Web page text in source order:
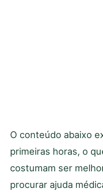
O conteúdo abaixo
primeiras horas, o
costumam ser
procurar ajuda